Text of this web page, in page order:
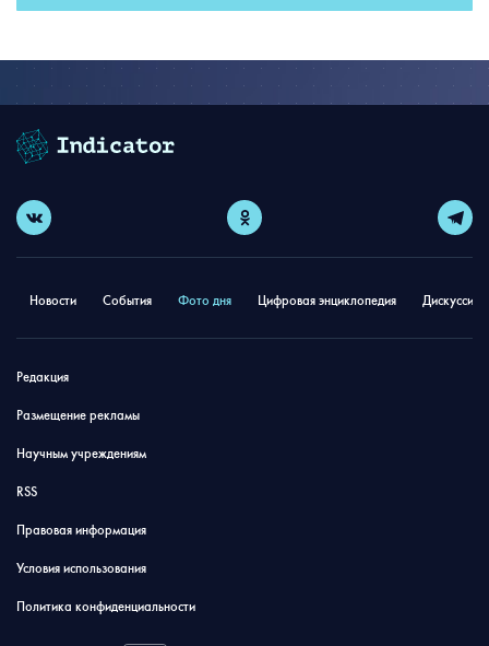
Новости События Фото дня Цифровая энциклопедия
Редакция
Размещение рекламы
Научным учреждениям
RSS
Правовая информация
Условия использования
Политика конфиденциальности